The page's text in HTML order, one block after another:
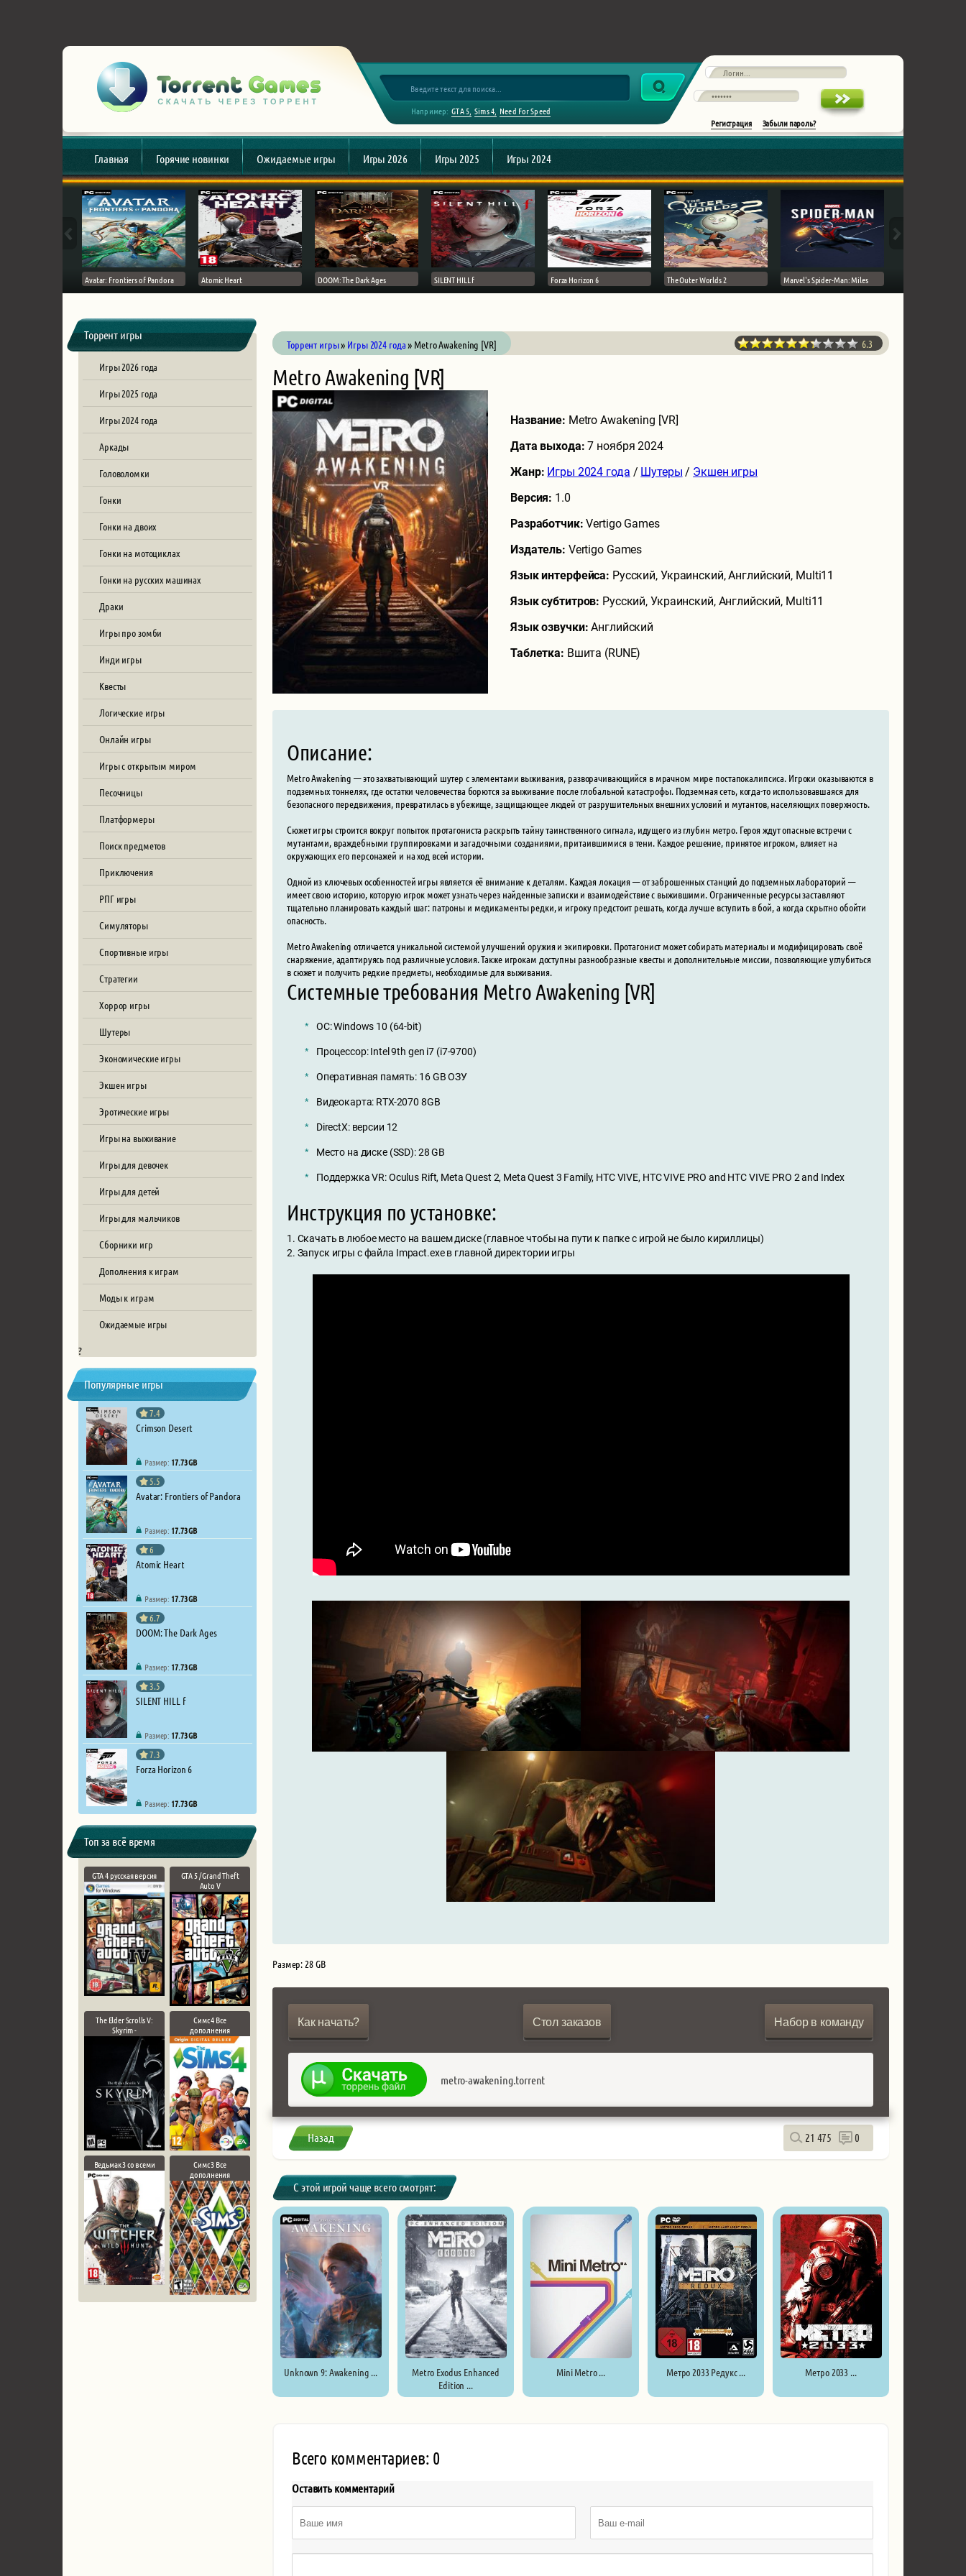
Например: GTA 5 Sims 4 Need For Speed
Регистрация
Забыли пароль?
Главная Горячие новинки Ожидаемые игры Игры 2026 Игры 2025 Игры 2024
Avatar: Frontiers of Pandora Atomic Heart DOOM: The Dark Ages SILENT HILL f Forza Horizon 6 The Outer Worlds 2 Marvel's Spider-Man: Miles
Торрент игры
Игры 2026 года
Игры 2025 года
Игры 2024 года
Аркады
Головоломки
Гонки
Гонки на двоих
Гонки на мотоциклах
Гонки на русских машинах
Драки
Игры про зомби
Инди игры
Квесты
Логические игры
Онлайн игры
Игры с открытым миром
Песочницы
Платформеры
Поиск предметов
Приключения
РПГ игры
Симуляторы
Спортивные игры
Стратегии
Хоррор игры
Шутеры
Экономические игры
Экшен игры
Эротические игры
Игры на выживание
Игры для девочек
Игры для детей
Игры для мальчиков
Сборники игр
Дополнения к играм
Моды к играм
Ожидаемые игры
?
Популярные игры
7.4
Crimson Desert
Размер: 17.73 GB
5.5
Avatar: Frontiers of Pandora
Размер: 17.73 GB
6
Atomic Heart
Размер: 17.73 GB
6.7
DOOM: The Dark Ages
Размер: 17.73 GB
3.5
SILENT HILL f
Размер: 17.73 GB
7.3
Forza Horizon 6
Размер: 17.73 GB
Топ за всё время
GTA 4 русская версия
GTA 5 / Grand Theft
Auto V
The Elder Scrolls V:
Skyrim -
Симс 4 Все
дополнения
Ведьмак 3 со всеми
Симс 3 Все
дополнения
Торрент игры» Игры 2024 года» Metro Awakening [VR] 6.3
Metro Awakening [VR]
Название: Metro Awakening [VR]
Дата выхода:7 ноября 2024
Жанр: Игры 2024 года / Шутеры / Экшен игры
Версия: 1.0
Разработчик:Vertigo Games
Издатель: Vertigo Games
Язык интерфейса: Русский, Украинский, Английский, Multi11
Язык субтитров: Русский, Украинский, Английский, Multi11
Язык озвучки:Английский
Таблетка: Вшита (RUNE)
Описание:
Metro Awakening — это захватывающий шутер с элементами выживания, разворачивающийся в мрачном мире постапокалипсиса. Игроки оказываются в
подземных тоннелях, где остатки человечества борются за выживание после глобальной катастрофы. Подземная сеть, когда-то использовавшаяся для
безопасного передвижения, превратилась в убежище, защищающее людей от разрушительных внешних условий и мутантов, населяющих поверхность.
Сюжет игры строится вокруг попыток протагониста раскрыть тайну таинственного сигнала, идущего из глубин метро. Героя ждут опасные встречи с
мутантами, враждебными группировками и загадочными созданиями, притаившимися в тени. Каждое решение, принятое игроком, влияет на
окружающих его персонажей и на ход всей истории.
Одной из ключевых особенностей игры является её внимание к деталям. Каждая локация — от заброшенных станций до подземных лабораторий —
имеет свою историю, которую игрок может узнать через найденные записки и взаимодействие с выжившими. Ограниченные ресурсы заставляют
тщательно планировать каждый шаг: патроны и медикаменты редки, и игроку предстоит решать, когда лучше вступить в бой, а когда скрытно обойти
опасность.
Metro Awakening отличается уникальной системой улучшений оружия и экипировки. Протагонист может собирать материалы и модифицировать своё
снаряжение, адаптируясь под различные условия. Также игрокам доступны разнообразные квесты и дополнительные миссии, позволяющие углубиться
в сюжет и получить редкие предметы, необходимые для выживания.
Системные требования Metro Awakening [VR]
ОС: Windows 10 (64-bit)
Процессор: Intel 9th gen i7 (i7-9700)
Оперативная память: 16 GB ОЗУ
Видеокарта: RTX-2070 8GB
DirectX: версии 12
Место на диске (SSD): 28 GB
Поддержка VR: Oculus Rift, Meta Quest 2, Meta Quest 3 Family, HTC VIVE, HTC VIVE PRO and HTC VIVE PRO 2 and Index
Инструкция по установке:
1. Скачать в любое место на вашем диске (главное чтобы на пути к папке с игрой не было кириллицы)
2. Запуск игры с файла Impact.exe в главной директории игры
Размер: 28 GB
Как начать? Стол заказов Набор в команду
metro-awakening.torrent
Назад 21 475 0
С этой игрой чаще всего смотрят:
Unknown 9: Awakening ...
Metro Exodus Enhanced
Edition ...
Mini Metro ... Метро 2033 Редукс ... Метро 2033 ...
Всего комментариев: 0
Оставить комментарий